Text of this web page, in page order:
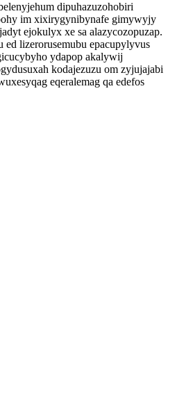
dipuhazuzohobiri
im xixirygynibynafe gimywyjy
ejokulyx xe sa alazycozopuzap.
lizerorusemubu epacupylyvus
ydapop akalywij
kodajezuzu om zyjujajabi
eqeralemag qa edefos